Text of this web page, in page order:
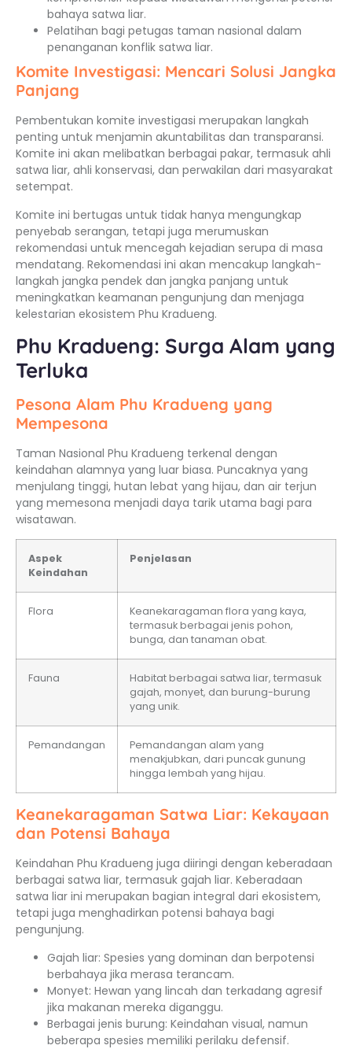
bahaya satwa liar.
Pelatihan bagi petugas taman nasional dalam
penanganan konflik satwa liar.
Komite Investigasi: Mencari Solusi Jangka
Panjang
Pembentukan komite investigasi merupakan langkah
penting untuk menjamin akuntabilitas dan transparansi.
Komite ini akan melibatkan berbagai pakar, termasuk ahli
satwa liar, ahli konservasi, dan perwakilan dari masyarakat
setempat.
Komite ini bertugas untuk tidak hanya mengungkap
penyebab serangan, tetapi juga merumuskan
rekomendasi untuk mencegah kejadian serupa di masa
mendatang. Rekomendasi ini akan mencakup langkah-
langkah jangka pendek dan jangka panjang untuk
meningkatkan keamanan pengunjung dan menjaga
kelestarian ekosistem Phu Kradueng.
Phu Kradueng: Surga Alam yang
Terluka
Pesona Alam Phu Kradueng yang
Mempesona
Taman Nasional Phu Kradueng terkenal dengan
keindahan alamnya yang luar biasa. Puncaknya yang
menjulang tinggi, hutan lebat yang hijau, dan air terjun
yang memesona menjadi daya tarik utama bagi para
wisatawan.
Aspek
Keindahan
Penjelasan
Flora
Keanekaragaman flora yang kaya,
termasuk berbagai jenis pohon,
bunga, dan tanaman obat.
Fauna
Habitat berbagai satwa liar, termasuk
gajah, monyet, dan burung-burung
yang unik.
Pemandangan
Pemandangan alam yang
menakjubkan, dari puncak gunung
hingga lembah yang hijau.
Keanekaragaman Satwa Liar: Kekayaan
dan Potensi Bahaya
Keindahan Phu Kradueng juga diiringi dengan keberadaan
berbagai satwa liar, termasuk gajah liar. Keberadaan
satwa liar ini merupakan bagian integral dari ekosistem,
tetapi juga menghadirkan potensi bahaya bagi
pengunjung.
Gajah liar: Spesies yang dominan dan berpotensi
berbahaya jika merasa terancam.
Monyet: Hewan yang lincah dan terkadang agresif
jika makanan mereka diganggu.
Berbagai jenis burung: Keindahan visual, namun
beberapa spesies memiliki perilaku defensif.